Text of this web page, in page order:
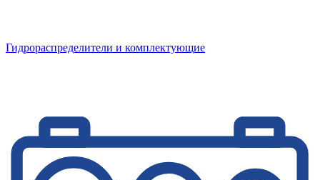
Гидрораспределители и комплектующие